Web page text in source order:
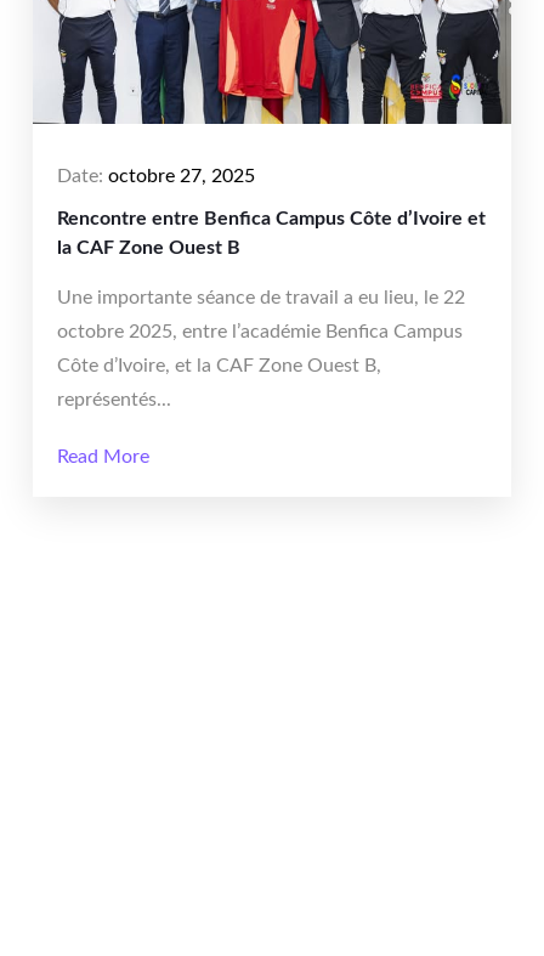
Date: octobre 27, 2025
Rencontre entre Benfica Campus Côte d’Ivoire et
la CAF Zone Ouest B
Une importante séance de travail a eu lieu, le 22
octobre 2025, entre l’académie Benfica Campus
Côte d’Ivoire, et la CAF Zone Ouest B,
représentés...
Read More